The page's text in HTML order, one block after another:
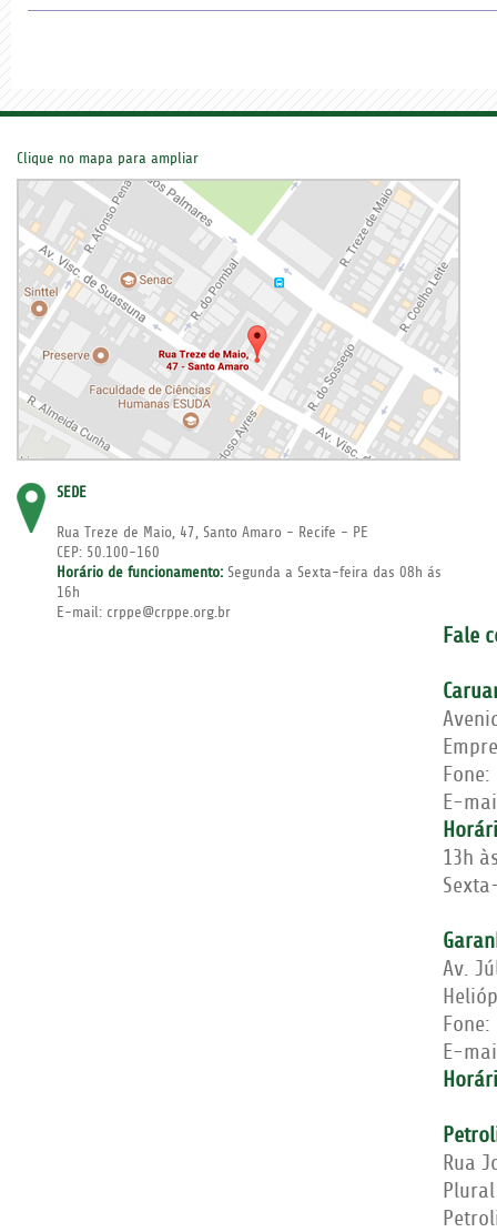
Clique no mapa para ampliar
SEDE
Rua Treze de Maio, 47, Santo Amaro - Recife - PE
CEP: 50.100-160
Horário de funcionamento: Segunda a Sexta-feira das 08h ás
16h
E-mail: crppe@crppe.org.br
Fale
Fone:
E-
13h
Av.
Fone:
E-
Rua